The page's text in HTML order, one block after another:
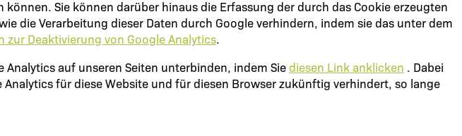
Sie können darüber hinaus die Erfassung der durch das Cookie erzeugten
die Verarbeitung dieser Daten durch Google verhindern, indem sie das unter dem
zur Deaktivierung von Google Analytics.
auf unseren Seiten unterbinden, indem Sie diesen Link anklicken . Dabei
für diese Website und für diesen Browser zukünftig verhindert, so lange